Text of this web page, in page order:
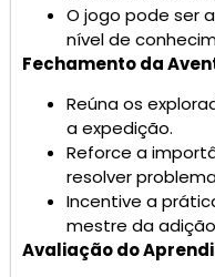
O jogo pode ser
nível de
Fechamento da
Reúna os
a expedição.
Reforce a
resolver
Incentive a
mestre da
Avaliação do